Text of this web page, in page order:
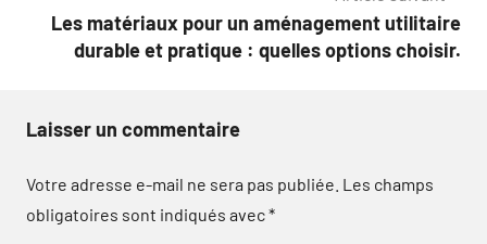
Les matériaux pour un aménagement utilitaire
durable et pratique : quelles options choisir.
Laisser un commentaire
Votre adresse e-mail ne sera pas publiée. Les champs
obligatoires sont indiqués avec*